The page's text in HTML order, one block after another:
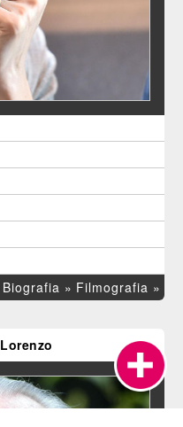
Biografia » Filmografia »
Lorenzo